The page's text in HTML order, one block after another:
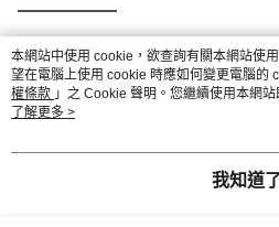
熱門標籤
本網站中使用 cookie，欲查詢有關本網站使
望在電腦上使用 cookie 時應如何變更電腦的
權條款 」之 Cookie 聲明。您繼續使用本網
用條款之 Cookie 聲明使用 cookie。
了解更多 >
我知道